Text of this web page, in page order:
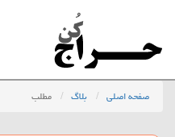
صفحه اصلی بلاگ مطلب